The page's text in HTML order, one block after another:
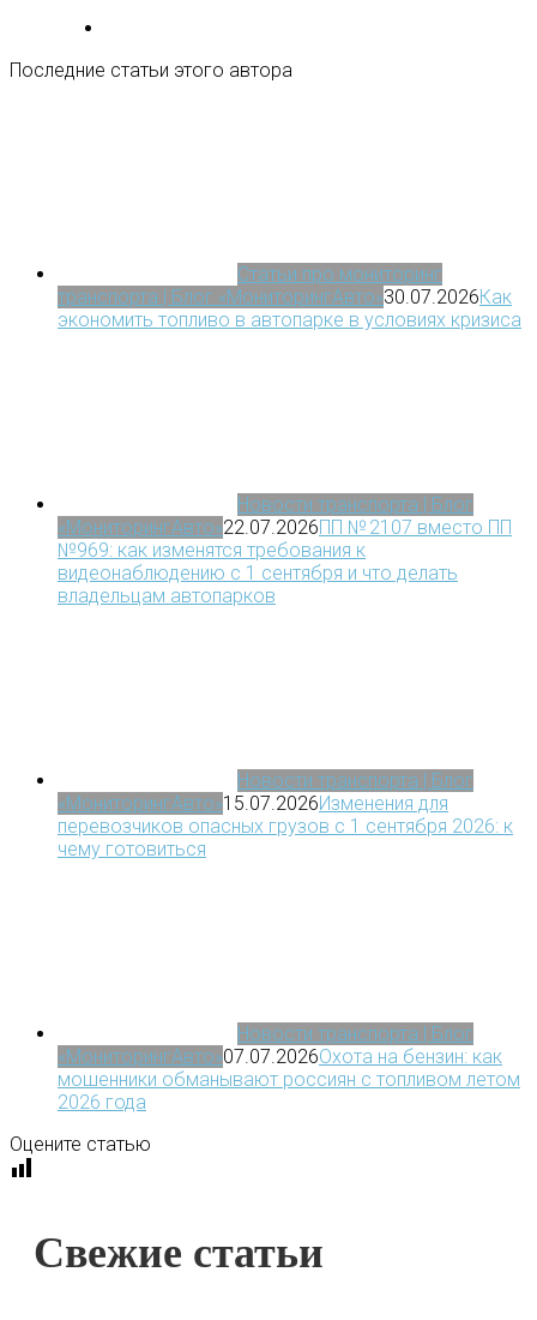
Последние статьи этого автора
Статьи про мониторинг
транспорта | Блог «МониторингАвто»30.07.2026Как
экономить топливо в автопарке в условиях кризиса
Новости транспорта | Блог
«МониторингАвто»22.07.2026ПП № 2107 вместо ПП
№969: как изменятся требования к
видеонаблюдению с 1 сентября и что делать
владельцам автопарков
Новости транспорта | Блог
«МониторингАвто»15.07.2026Изменения для
перевозчиков опасных грузов с 1 сентября 2026: к
чему готовиться
Новости транспорта | Блог
«МониторингАвто»07.07.2026Охота на бензин: как
мошенники обманывают россиян с топливом летом
2026 года
Оцените статью
Свежие статьи